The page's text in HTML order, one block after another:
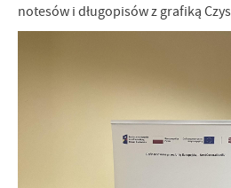
notesów i długopisów z grafiką